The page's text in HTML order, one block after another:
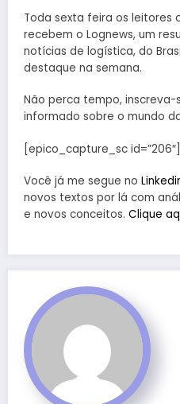
Toda sexta feira os leitores
recebem o Lognews, um
notícias de logística, do
destaque na semana.
Não perca tempo,
informado sobre o mundo
[epico_capture_sc id=”206″]
Você já me segue no
novos textos por lá com
e novos conceitos. Clique